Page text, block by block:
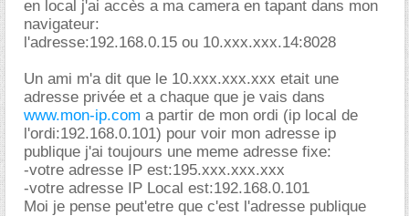
en local j'ai accès a ma camera en tapant dans mon
navigateur:
l'adresse:192.168.0.15 ou 10.xxx.xxx.14:8028
Un ami m'a dit que le 10.xxx.xxx.xxx etait une
adresse privée et a chaque que je vais dans
www.mon-ip.com a partir de mon ordi (ip local de
l'ordi:192.168.0.101) pour voir mon adresse ip
publique j'ai toujours une meme adresse fixe:
-votre adresse IP est:195.xxx.xxx.xxx
-votre adresse IP Local est:192.168.0.101
Moi je pense peut'etre que c'est l'adresse publique